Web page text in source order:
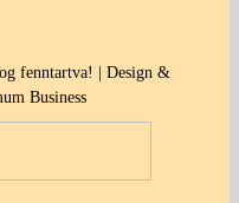
fenntartva! | Design &
Business